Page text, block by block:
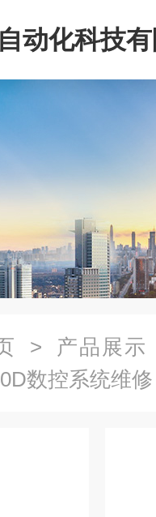
动化科技
> 产品展示
数控系统维修